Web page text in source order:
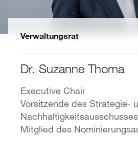
Verwaltungsrat
Dr. Suzanne Thoma
Executive Chair
Vorsitzende des Strategie-
Nachhaltigkeitsausschusses
Mitglied des